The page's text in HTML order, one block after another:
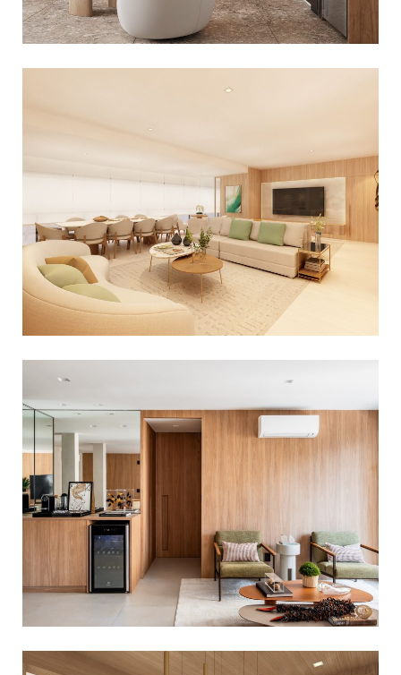
DECORAÇÃO DE APARTAMENTO NO
PARQUE GLOBAL
Apartamentos,Decoração Residencial
APARTAMENTO MODERNO EM
MOEMA
Apartamentos